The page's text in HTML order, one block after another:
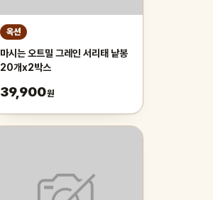
옥션
마시는 오트밀 그레인 서리태 낱봉
20개x2박스
39,900원